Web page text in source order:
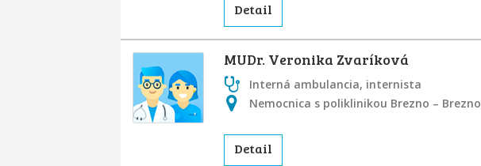
Detail
MUDr. Veronika Zvaríková
Interná ambulancia, internista
Nemocnica s poliklinikou Brezno – Brezno
Detail